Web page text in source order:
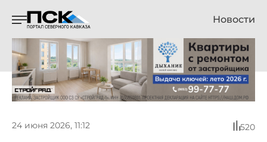
Новости
24 июня 2026, 11:12 520